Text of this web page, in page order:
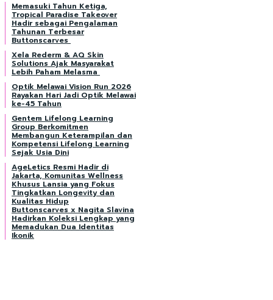
Memasuki Tahun Ketiga,
Tropical Paradise Takeover
Hadir sebagai Pengalaman
Tahunan Terbesar
Buttonscarves
Xela Rederm & AQ Skin
Solutions Ajak Masyarakat
Lebih Paham Melasma
Optik Melawai Vision Run 2026
Rayakan Hari Jadi Optik Melawai
ke-45 Tahun
Gentem Lifelong Learning
Group Berkomitmen
Membangun Keterampilan dan
Kompetensi Lifelong Learning
Sejak Usia Dini
AgeLetics Resmi Hadir di
Jakarta, Komunitas Wellness
Khusus Lansia yang Fokus
Tingkatkan Longevity dan
Kualitas Hidup
Buttonscarves x Nagita Slavina
Hadirkan Koleksi Lengkap yang
Memadukan Dua Identitas
Ikonik